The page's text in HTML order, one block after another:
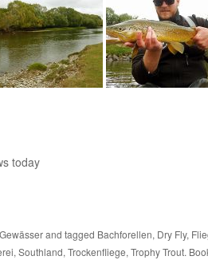
today
Gewässerand tagged Bachforellen, Dry Fly,
, Southland, Trockenfliege, Trophy Trout.